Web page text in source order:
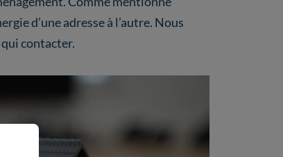
d’une adresse à l’autre. Nous
contacter.